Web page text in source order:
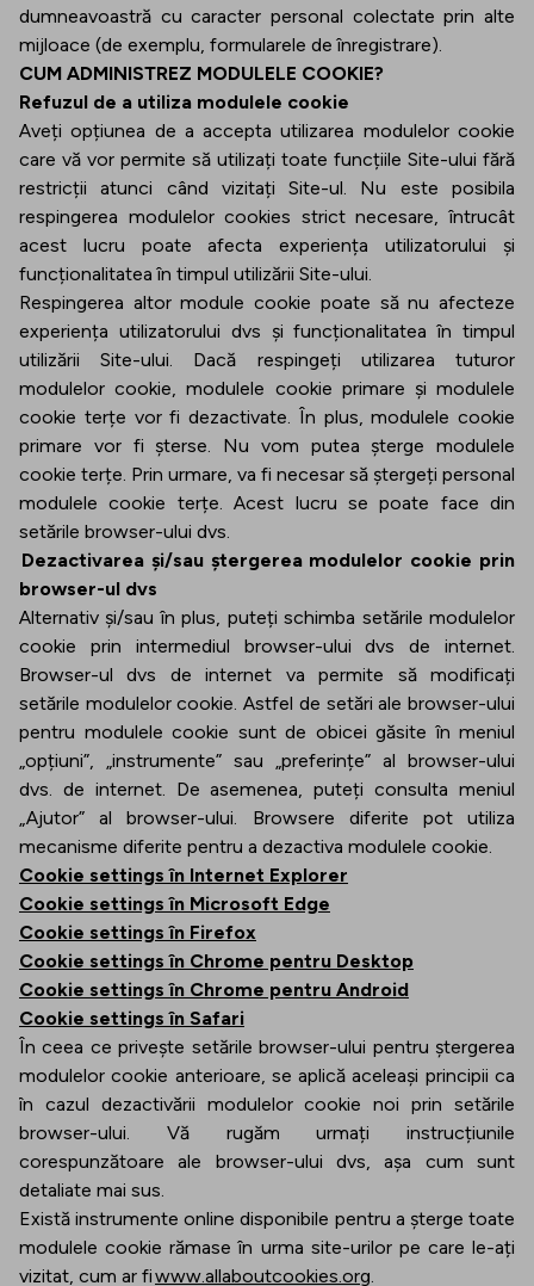
dumneavoastră cu caracter personal colectate prin alte
mijloace (de exemplu, formularele de înregistrare).
CUM ADMINISTREZ MODULELE COOKIE?
Refuzul de a utiliza modulele cookie
Aveți opțiunea de a accepta utilizarea modulelor cookie
care vă vor permite să utilizați toate funcțiile Site-ului fără
restricții atunci când vizitați Site-ul. Nu este posibila
respingerea modulelor cookies strict necesare, întrucât
acest lucru poate afecta experiența utilizatorului și
funcționalitatea în timpul utilizării Site-ului.
Respingerea altor module cookie poate să nu afecteze
experiența utilizatorului dvs și funcționalitatea în timpul
utilizării Site-ului. Dacă respingeți utilizarea tuturor
modulelor cookie, modulele cookie primare și modulele
cookie terțe vor fi dezactivate. În plus, modulele cookie
primare vor fi șterse. Nu vom putea șterge modulele
cookie terțe. Prin urmare, va fi necesar să ștergeți personal
modulele cookie terțe. Acest lucru se poate face din
setările browser-ului dvs.
Dezactivarea și/sau ștergerea modulelor cookie prin
browser-ul dvs
Alternativ și/sau în plus, puteți schimba setările modulelor
cookie prin intermediul browser-ului dvs de internet.
Browser-ul dvs de internet va permite să modificați
setările modulelor cookie. Astfel de setări ale browser-ului
pentru modulele cookie sunt de obicei găsite în meniul
„opțiuni”, „instrumente” sau „preferințe” al browser-ului
dvs. de internet. De asemenea, puteți consulta meniul
„Ajutor” al browser-ului. Browsere diferite pot utiliza
mecanisme diferite pentru a dezactiva modulele cookie.
Cookie settings în Internet Explorer
Cookie settings în Microsoft Edge
Cookie settings în Firefox
Cookie settings în Chrome pentru Desktop
Cookie settings în Chrome pentru Android
Cookie settings în Safari
În ceea ce privește setările browser-ului pentru ștergerea
modulelor cookie anterioare, se aplică aceleași principii ca
în cazul dezactivării modulelor cookie noi prin setările
browser-ului. Vă rugăm urmați instrucțiunile
corespunzătoare ale browser-ului dvs, așa cum sunt
detaliate mai sus.
Există instrumente online disponibile pentru a șterge toate
modulele cookie rămase în urma site-urilor pe care le-ați
vizitat, cum ar fiwww.allaboutcookies.org.